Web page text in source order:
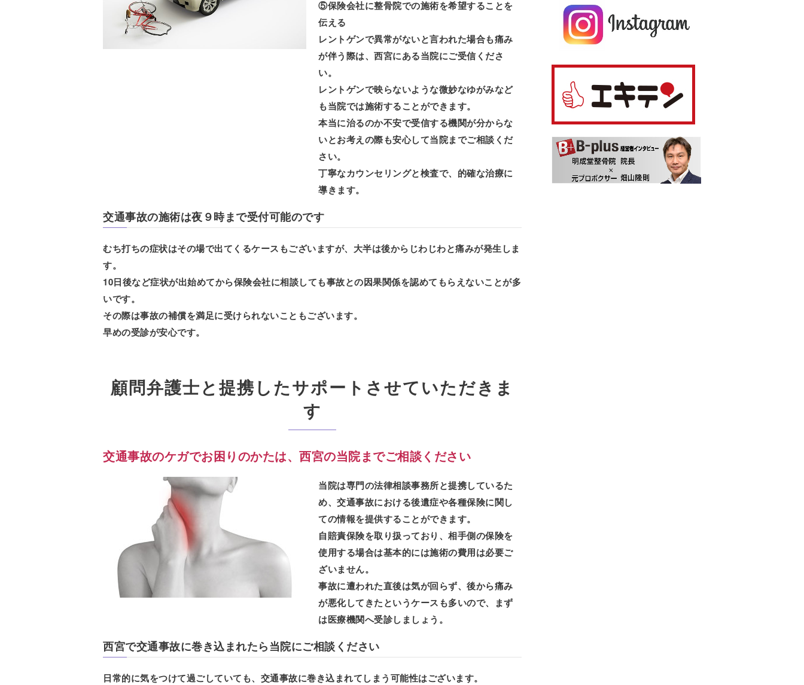
⑤保険会社に整骨院での施術を希望することを
伝える
レントゲンで異常がないと言われた場合も痛み
が伴う際は、西宮にある当院にご受信くださ
い。
レントゲンで映らないような微妙なゆがみなど
も当院では施術することができます。
本当に治るのか不安で受信する機関が分からな
いとお考えの際も安心して当院までご相談くだ
さい。
丁寧なカウンセリングと検査で、的確な治療に
導きます。
交通事故の施術は夜９時まで受付可能のです
むち打ちの症状はその場で出てくるケースもございますが、大半は後からじわじわと痛みが発生しま
す。
10日後など症状が出始めてから保険会社に相談しても事故との因果関係を認めてもらえないことが多
いです。
その際は事故の補償を満足に受けられないこともございます。
早めの受診が安心です。
顧問弁護士と提携したサポートさせていただきま
す
交通事故のケガでお困りのかたは、西宮の当院までご相談ください
当院は専門の法律相談事務所と提携しているた
め、交通事故における後遺症や各種保険に関し
ての情報を提供することができます。
自賠責保険を取り扱っており、相手側の保険を
使用する場合は基本的には施術の費用は必要ご
ざいません。
事故に遭われた直後は気が回らず、後から痛み
が悪化してきたというケースも多いので、まず
は医療機関へ受診しましょう。
西宮で交通事故に巻き込まれたら当院にご相談ください
日常的に気をつけて過ごしていても、交通事故に巻き込まれてしまう可能性はございます。